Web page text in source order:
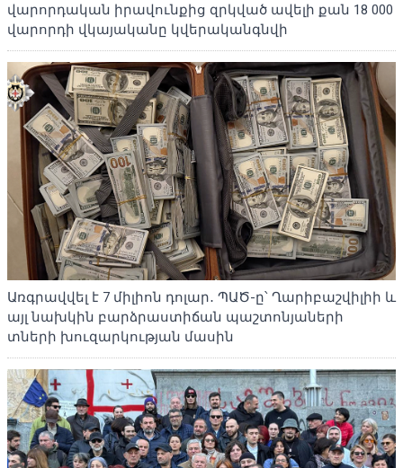
վարորդական իրավունքից զրկված ավելի քան 18 000
վարորդի վկայականը կվերականգնվի
Առգրավվել է 7 միլիոն դոլար․ ՊԱԾ-ը՝ Ղարիբաշվիլիի և
այլ նախկին բարձրաստիճան պաշտոնյաների
տների խուզարկության մասին